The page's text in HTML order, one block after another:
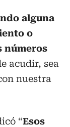
alguna
o
números
acudir, sea
nuestra
“Esos